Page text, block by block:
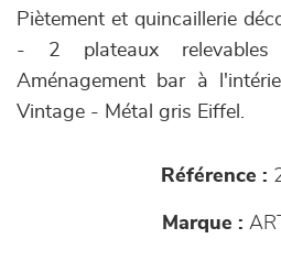
Piètement et quincaillerie
- 2 plateaux
Aménagement bar à
Vintage - Métal gris Eiffel.
Référence :
Marque :